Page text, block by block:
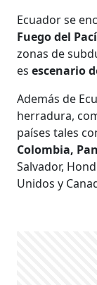
Ecuador se
Fuego del
zonas de
esescenario
Además de
herradura,
países tales
Colombia,
Salvador,
Unidos y